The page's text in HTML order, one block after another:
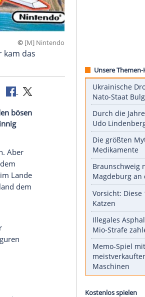
©[M] Nintendo
Jahr später kam das
erstmals auf, den bösen
ein Reihe innig
zu stürzen. Aber
sich auf, dem